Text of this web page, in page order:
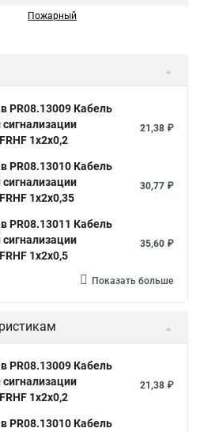
Пожарный
PR08.13009 Кабель
1х2х0,2
21,38 ₽
PR08.13010 Кабель
1х2х0,35
30,77 ₽
PR08.13011 Кабель
1х2х0,5
35,60 ₽
Показать больше
PR08.13009 Кабель
1х2х0,2
21,38 ₽
PR08.13010 Кабель